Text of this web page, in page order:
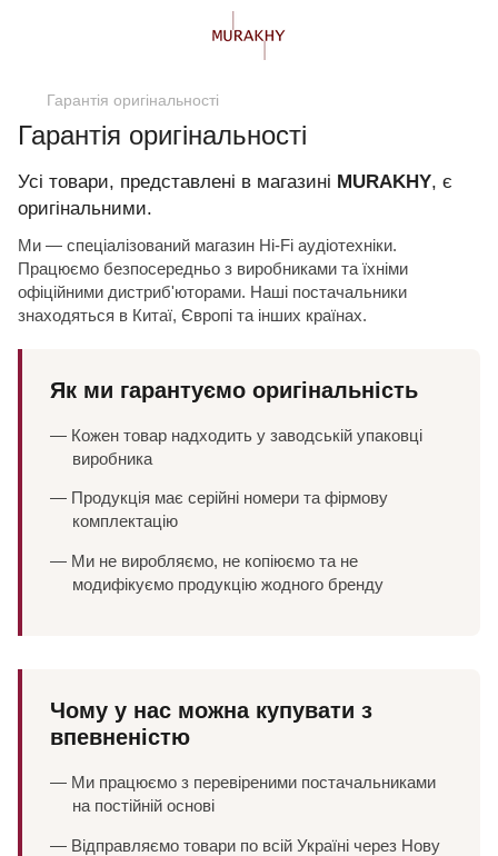
Гарантія оригінальності
Гарантія оригінальності
Усі товари, представлені в магазині MURAKHY, є
оригінальними.
Ми — спеціалізований магазин Hi-Fi аудіотехніки.
Працюємо безпосередньо з виробниками та їхніми
офіційними дистриб'юторами. Наші постачальники
знаходяться в Китаї, Європі та інших країнах.
Як ми гарантуємо оригінальність
— Кожен товар надходить у заводській упаковці
виробника
— Продукція має серійні номери та фірмову
комплектацію
— Ми не виробляємо, не копіюємо та не
модифікуємо продукцію жодного бренду
Чому у нас можна купувати з
впевненістю
— Ми працюємо з перевіреними постачальниками
на постійній основі
— Відправляємо товари по всій Україні через Нову